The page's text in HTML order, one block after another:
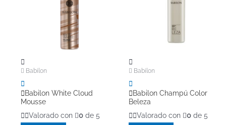
Babilon
Babilon White Cloud
Mousse
Valorado con
0 de 5
Babilon
Babilon Champú Color
Beleza
Valorado con
0de 5